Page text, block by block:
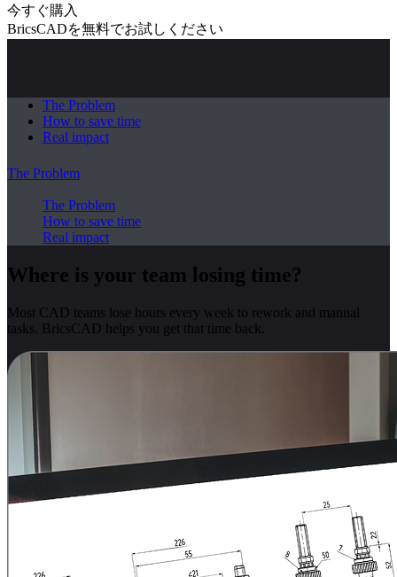
今すぐ購入
BricsCADを無料でお試しください
The Problem
How to save time
Real impact
The Problem
The Problem
How to save time
Real impact
Where is your team losing time?
Most CAD teams lose hours every week to rework and manual
tasks. BricsCAD helps you get that time back.